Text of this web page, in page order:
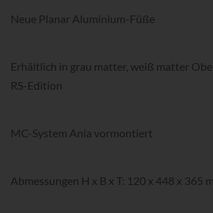
Neue Planar Aluminium-Füße
Erhältlich in grau matter, weiß matter
RS-Edition
MC-System Ania vormontiert
Abmessungen H x B x T: 120 x 448 x 365